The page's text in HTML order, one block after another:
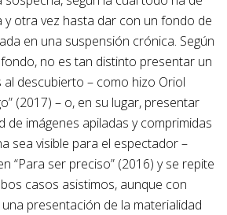
otra vez hasta dar con un fondo de
en una suspensión crónica. Según
no es tan distinto presentar un
al descubierto – como hizo Oriol
(2017) – o, en su lugar, presentar
de imágenes apiladas y comprimidas
sea visible para el espectador –
“Para ser preciso” (2016) y se repite
casos asistimos, aunque con
presentación de la materialidad